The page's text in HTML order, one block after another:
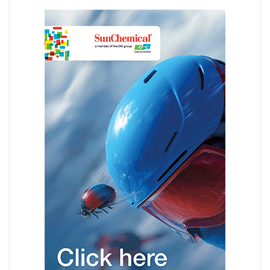
barriere e soluzioni di imballaggio che incorporano PCR.
Le soluzioni per imballaggi a base di carta, offerte dalla filiale
W&H GARANT Maschinen, hanno riscosso grande interesse
tra i visitatori. In particolare, le applicazioni per l'e-
commerce, come le buste imbottite per spedizioni e resi,
sono state individuate come un mercato in crescita. In
concomitanza con la fiera, i visitatori hanno anche avuto
l'opportunità di approfondire le soluzionidi
automazione durante l'Open House di GARANT a Lengerich.
L'attenzione si è concentrata sui processi integrati, dalla
produzione di sacchetti all'automazione di fine linea e alla
pallettizzazione.
Grazie a nuovi stimoli e a partnership consolidate,W&H
GARANT guardano ora ai prossimi mesi, continuando a